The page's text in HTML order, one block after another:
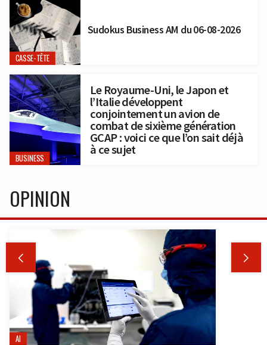
CASSE-TÊTE
Sudokus Business AM du 06-08-2026
BUSINESS
Le Royaume-Uni, le Japon et
l’Italie développent
conjointement un avion de
combat de sixième génération
GCAP : voici ce que l’on sait déjà
à ce sujet
OPINION
 
AI